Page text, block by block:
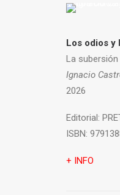
Los odios y
La
Ignacio
2026
Editorial:
ISBN:
+ INFO